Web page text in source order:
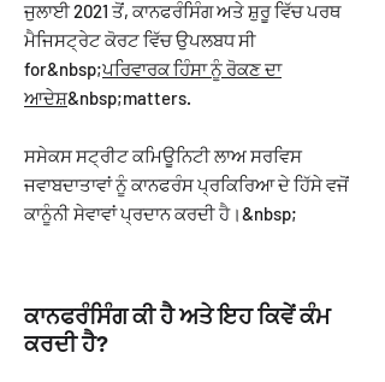
ਜੁਲਾਈ 2021 ਤੋਂ, ਕਾਨਫਰੰਸਿੰਗ ਅਤੇ ਸ਼ੁਰੂ ਵਿੱਚ ਪਰਥ
ਮੈਜਿਸਟ੍ਰੇਟ ਕੋਰਟ ਵਿੱਚ ਉਪਲਬਧ ਸੀ
for&nbsp;ਪਰਿਵਾਰਕ ਹਿੰਸਾ ਨੂੰ ਰੋਕਣ ਦਾ
ਆਦੇਸ਼&nbsp;matters.
ਸਸੇਕਸ ਸਟ੍ਰੀਟ ਕਮਿਊਨਿਟੀ ਲਾਅ ਸਰਵਿਸ
ਜਵਾਬਦਾਤਾਵਾਂ ਨੂੰ ਕਾਨਫਰੰਸ ਪ੍ਰਕਿਰਿਆ ਦੇ ਹਿੱਸੇ ਵਜੋਂ
ਕਾਨੂੰਨੀ ਸੇਵਾਵਾਂ ਪ੍ਰਦਾਨ ਕਰਦੀ ਹੈ।&nbsp;
ਕਾਨਫਰੰਸਿੰਗ ਕੀ ਹੈ ਅਤੇ ਇਹ ਕਿਵੇਂ ਕੰਮ
ਕਰਦੀ ਹੈ?